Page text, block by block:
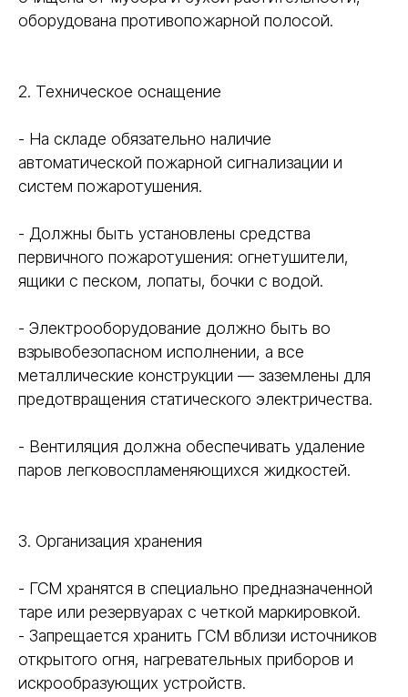
оборудована противопожарной полосой.
2. Техническое оснащение
- На складе обязательно наличие
автоматической пожарной сигнализации и
систем пожаротушения.
- Должны быть установлены средства
первичного пожаротушения: огнетушители,
ящики с песком, лопаты, бочки с водой.
- Электрооборудование должно быть во
взрывобезопасном исполнении, а все
металлические конструкции — заземлены для
предотвращения статического электричества.
- Вентиляция должна обеспечивать удаление
паров легковоспламеняющихся жидкостей.
3. Организация хранения
- ГСМ хранятся в специально предназначенной
таре или резервуарах с четкой маркировкой.
- Запрещается хранить ГСМ вблизи источников
открытого огня, нагревательных приборов и
искрообразующих устройств.